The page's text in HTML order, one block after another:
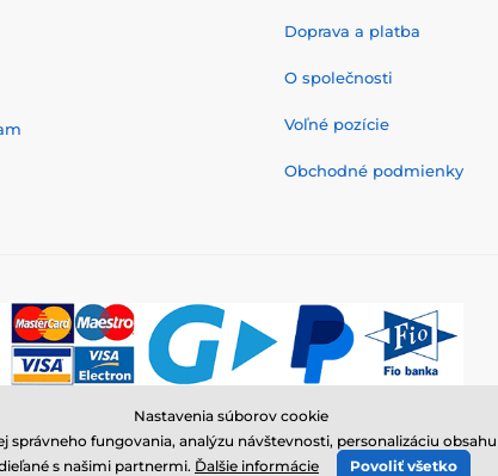
Doprava a platba
O společnosti
Voľné pozície
Obchodné podmienky
© 2026 www.elektricke-obojky.sk ⦁ E-shop vytvorila
Nastavenia súborov cookie
fungovania, analýzu návštevnosti, personalizáciu
s našimi partnermi. Ďalšie informácie Povoliť všetko